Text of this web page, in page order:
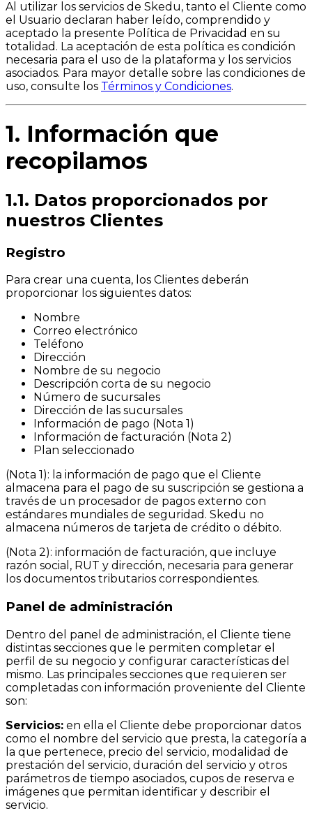
Al utilizar los servicios de Skedu, tanto el Cliente como
el Usuario declaran haber leído, comprendido y
aceptado la presente Política de Privacidad en su
totalidad. La aceptación de esta política es condición
necesaria para el uso de la plataforma y los servicios
asociados. Para mayor detalle sobre las condiciones de
uso, consulte los Términos y Condiciones.
1. Información que
recopilamos
1.1. Datos proporcionados por
nuestros Clientes
Registro
Para crear una cuenta, los Clientes deberán
proporcionar los siguientes datos:
Nombre
Correo electrónico
Teléfono
Dirección
Nombre de su negocio
Descripción corta de su negocio
Número de sucursales
Dirección de las sucursales
Información de pago (Nota 1)
Información de facturación (Nota 2)
Plan seleccionado
(Nota 1): la información de pago que el Cliente
almacena para el pago de su suscripción se gestiona a
través de un procesador de pagos externo con
estándares mundiales de seguridad. Skedu no
almacena números de tarjeta de crédito o débito.
(Nota 2): información de facturación, que incluye
razón social, RUT y dirección, necesaria para generar
los documentos tributarios correspondientes.
Panel de administración
Dentro del panel de administración, el Cliente tiene
distintas secciones que le permiten completar el
perfil de su negocio y configurar características del
mismo. Las principales secciones que requieren ser
completadas con información proveniente del Cliente
son:
Servicios: en ella el Cliente debe proporcionar datos
como el nombre del servicio que presta, la categoría a
la que pertenece, precio del servicio, modalidad de
prestación del servicio, duración del servicio y otros
parámetros de tiempo asociados, cupos de reserva e
imágenes que permitan identificar y describir el
servicio.